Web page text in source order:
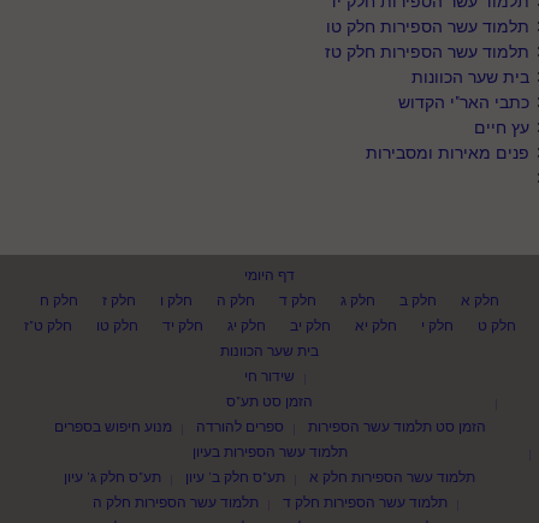
תלמוד עשר הספירות חלק טו
תלמוד עשר הספירות חלק טז
בית שער הכוונות
כתבי האר"י הקדוש
עץ חיים
פנים מאירות ומסבירות
דף היומי
חלק א
חלק ב חלק ג חלק ד חלק ה חלק ו חלק ז
חלק ח
חלק ט
חלק י חלק יא חלק יב חלק יג חלק יד חלק טו
חלק ט"ז
בית שער הכוונות
שידור חי
הזמן סט תע"ס
הזמן סט תלמוד עשר הספירות
ספרים להורדה
מנוע חיפוש בספרים
תלמוד עשר הספירות בעיון
תלמוד עשר הספירות חלק א
תע"ס חלק ב' עיון
תע"ס חלק ג' עיון
תלמוד עשר הספירות חלק ד
תלמוד עשר הספירות חלק ה